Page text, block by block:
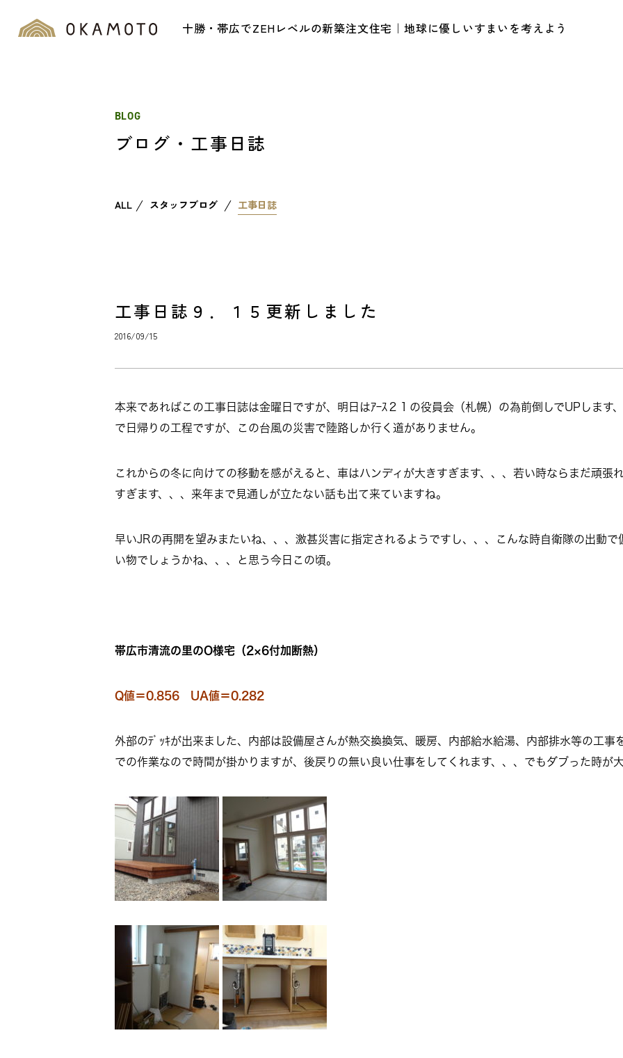
十勝・帯広でZEHレベルの新築注文住宅｜地球に優しいすまいを考えよう
BLOG
ブログ・工事日誌
ALL スタッフブログ 工事日誌
工事日誌９．１５更新しました
2016/09/15
本来であればこの工事日誌は金曜日ですが、明日はｱｰｽ２１の役員会（札幌）の為前倒しでUPします
で日帰りの工程ですが、この台風の災害で陸路しか行く道がありません。
これからの冬に向けての移動を感がえると、車はハンディが大きすぎます、、、若い時ならまだ頑張
すぎます、、、来年まで見通しが立たない話も出て来ていますね。
早いJRの再開を望みまたいね、、、激甚災害に指定されるようですし、、、こんな時自衛隊の出動で
い物でしょうかね、、、と思う今日この頃。
帯広市清流の里のO様宅（2×6付加断熱）
Q値＝0.856 UA値＝0.282
外部のﾃﾞｯｷが出来ました、内部は設備屋さんが熱交換換気、暖房、内部給水給湯、内部排水等の工事
での作業なので時間が掛かりますが、後戻りの無い良い仕事をしてくれます、、、でもダブった時が大